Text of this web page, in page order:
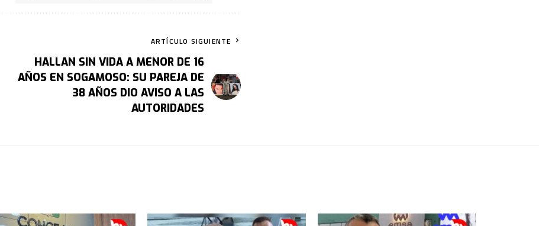
ARTÍCULO SIGUIENTE
HALLAN SIN VIDA A MENOR DE 16
AÑOS EN SOGAMOSO: SU PAREJA DE
38 AÑOS DIO AVISO A LAS
AUTORIDADES